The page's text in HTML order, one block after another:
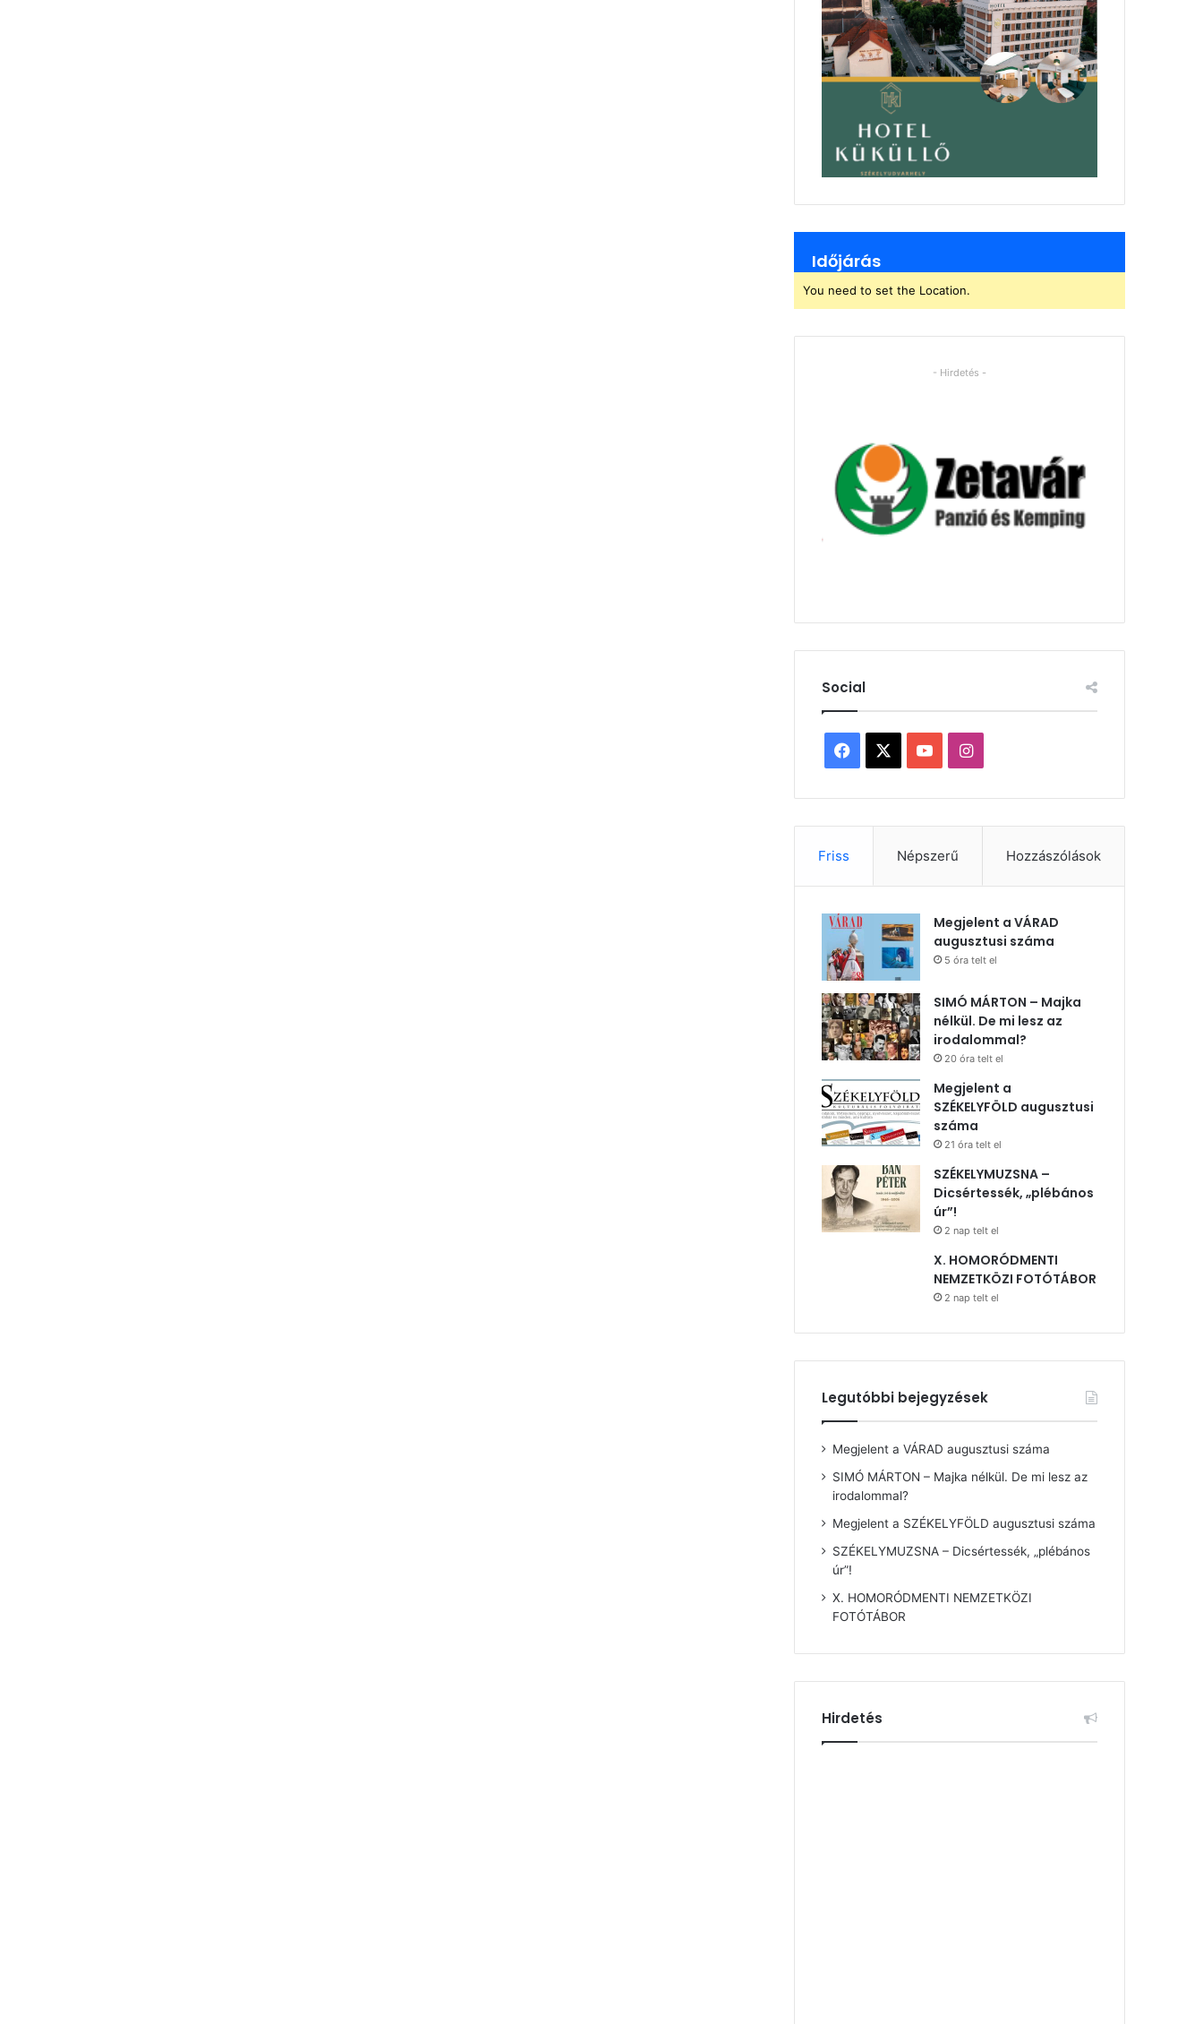
Időjárás
You need to set the Location.
- Hirdetés -
Social
Facebook YouTubeInstagram
Friss Népszerű Hozzászólások
Megjelent a VÁRAD
augusztusi száma
5 óra telt el
SIMÓ MÁRTON – Majka
nélkül. De mi lesz az
irodalommal?
20 óra telt el
Megjelent a
SZÉKELYFÖLD augusztusi
száma
21 óra telt el
SZÉKELYMUZSNA –
Dicsértessék, „plébános
úr”!
2 nap telt el
X. HOMORÓDMENTI
NEMZETKÖZI FOTÓTÁBOR
2 nap telt el
Legutóbbi bejegyzések
Megjelent a VÁRAD augusztusi száma
SIMÓ MÁRTON – Majka nélkül. De mi lesz az
irodalommal?
Megjelent a SZÉKELYFÖLD augusztusi száma
SZÉKELYMUZSNA – Dicsértessék, „plébános
úr”!
X. HOMORÓDMENTI NEMZETKÖZI
FOTÓTÁBOR
Hirdetés